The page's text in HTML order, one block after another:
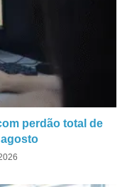
perdão total de